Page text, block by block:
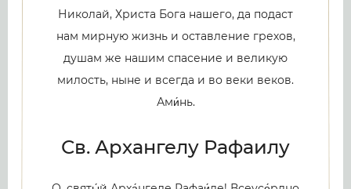
Николай, Христа Бога нашего, да подаст
нам мирную жизнь и оставление грехов,
душам же нашим спасение и великую
милость, ныне и всегда и во веки веков.
Ами́нь.
Св. Архангелу Рафаилу